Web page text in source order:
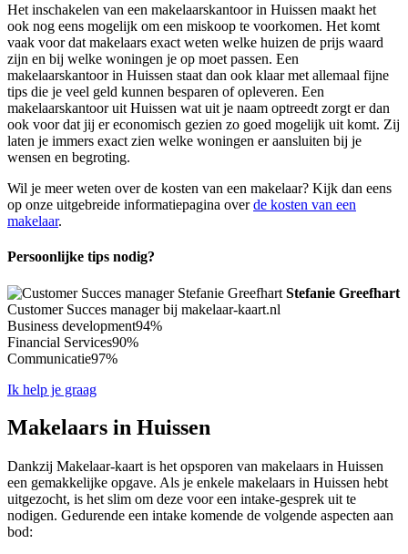
Het inschakelen van een makelaarskantoor in Huissen maakt het
ook nog eens mogelijk om een miskoop te voorkomen. Het komt
vaak voor dat makelaars exact weten welke huizen de prijs waard
zijn en bij welke woningen je op moet passen. Een
makelaarskantoor in Huissen staat dan ook klaar met allemaal fijne
tips die je veel geld kunnen besparen of opleveren. Een
makelaarskantoor uit Huissen wat uit je naam optreedt zorgt er dan
ook voor dat jij er economisch gezien zo goed mogelijk uit komt. Zij
laten je immers exact zien welke woningen er aansluiten bij je
wensen en begroting.
Wil je meer weten over de kosten van een makelaar? Kijk dan eens
op onze uitgebreide informatiepagina overde kosten van een
makelaar.
Persoonlijke tips nodig?
Stefanie Greefhart
Customer Succes manager bij makelaar-kaart.nl
Business development94%
Financial Services90%
Communicatie97%
Ik help je graag
Makelaars in Huissen
Dankzij Makelaar-kaart is het opsporen van makelaars in Huissen
een gemakkelijke opgave. Als je enkele makelaars in Huissen hebt
uitgezocht, is het slim om deze voor een intake-gesprek uit te
nodigen. Gedurende een intake komende de volgende aspecten aan
bod: